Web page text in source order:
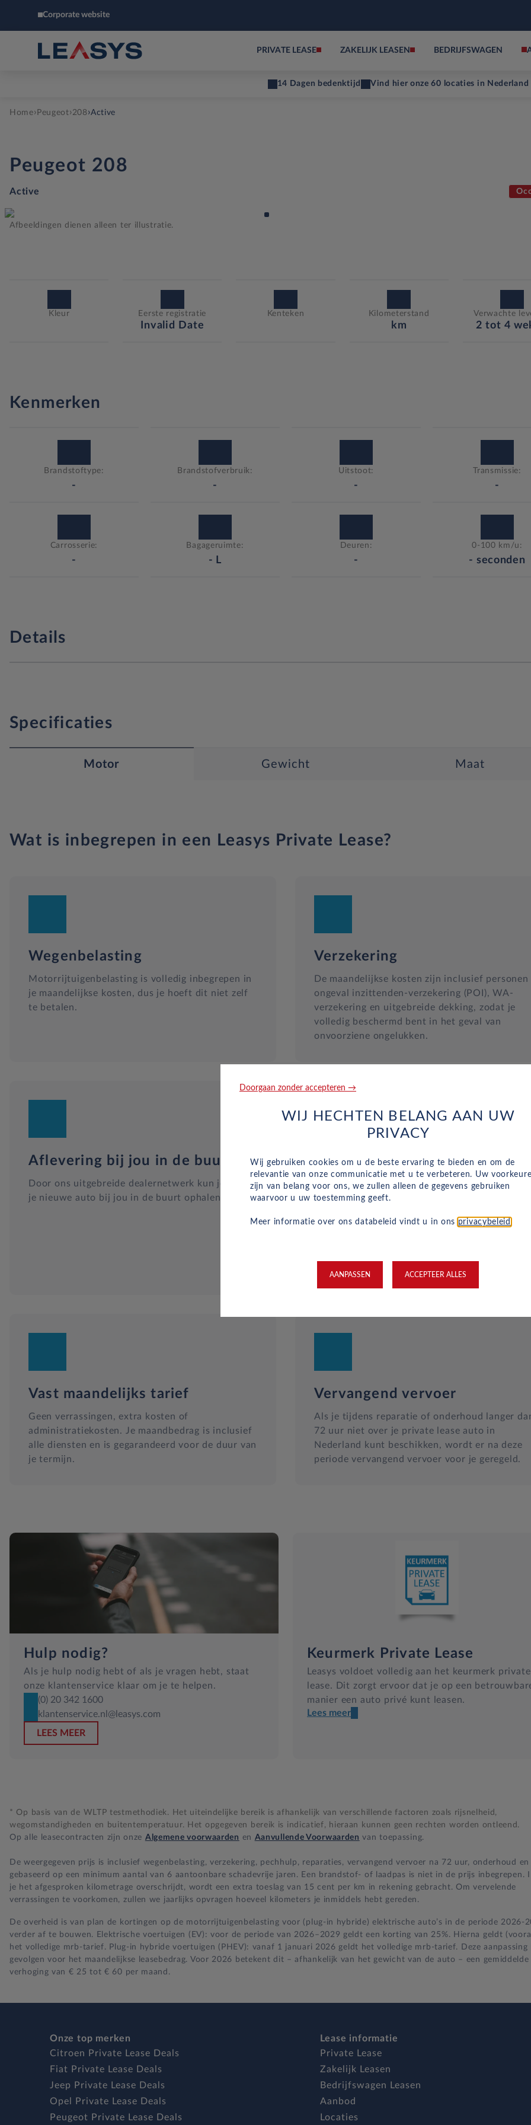
Corporate website
PRIVATE LEASE ZAKELIJK LEASEN BEDRIJFSWAGEN
14 Dagen bedenktijd Vind hier onze 60 locaties in Nederland
Home› Peugeot›208 ›Active
Peugeot 208
Active
Afbeeldingen dienen alleen ter illustratie.
Kleur Eerste registratie
Invalid Date
Kenteken Kilometerstand
km
Verwachte
2 tot 4
Kenmerken
Brandstoftype:
-
Brandstofverbruik:
-
Uitstoot:
-
Transmissie:
-
Carrosserie:
-
Bagageruimte:
- L
Deuren:
-
0-100 km/u:
- seconden
Details
Specificaties
Motor Gewicht Maat
Wat is inbegrepen in een Leasys Private Lease?
Wegenbelasting
Motorrijtuigenbelasting is volledig inbegrepen in
je maandelijkse kosten, dus je hoeft dit niet zelf
te betalen.
Verzekering
De maandelijkse kosten zijn inclusief personen
ongeval inzittenden-verzekering (POI), WA-
verzekering en uitgebreide dekking, zodat je
volledig beschermd bent in het geval van
onvoorziene ongelukken.
Aflevering bij jou in de buurt
Door ons uitgebreide dealernetwerk kun je altijd
je nieuwe auto bij jou in de buurt ophalen.
Reparatie en hulp langs de
Naast het reguliere onderhoud, zijn kleine
reparaties aan glas of vervangende banden ook
dit geregeld met een garage bij jou in de buurt.
Vast maandelijks tarief
Geen verrassingen, extra kosten of
administratiekosten. Je maandbedrag is inclusief
alle diensten en is gegarandeerd voor de duur van
je termijn.
Vervangend vervoer
Als je tijdens reparatie of onderhoud langer
72 uur niet over je private lease auto in
Nederland kunt beschikken, wordt er na deze
periode vervangend vervoer voor je geregeld.
Hulp nodig?
Als je hulp nodig hebt of als je vragen hebt, staat
onze klantenservice klaar om je te helpen.
(0) 20 342 1600
klantenservice.nl@leasys.com
LEES MEER
Keurmerk Private Lease
Leasys voldoet volledig aan het keurmerk private
lease. Dit zorgt ervoor dat je op een
manier een auto privé kunt leasen.
Een transparant contract
BB 14 dagen bedenktijd
Lees meer
* Op basis van de WLTP testmethodiek. Het uiteindelijke bereik is afhankelijk van verschillende factoren zoals rijsnelheid,
wegomstandigheden en buitentemperatuur. Het opgegeven bereik is indicatief, hieraan kunnen geen rechten worden ontleend.
Op alle leasecontracten zijn onze Algemene voorwaarden en Aanvullende Voorwaarden van toepassing.
De weergegeven prijs is inclusief wegenbelasting, verzekering, pechhulp, reparaties, vervangend vervoer na 72 uur, onderhoud en
gebaseerd op een minimum aantal van 6 aantoonbare schadevrije jaren. Een brandstof- of laadpas is niet in de prijs inbegrepen.
je het afgesproken kilometrage overschrijdt, wordt een extra toeslag van 15 cent per km in rekening gebracht. Om vervelende
verrassingen te voorkomen, zullen we jaarlijks opvragen hoeveel kilometers je inmiddels hebt gereden.
De overheid is van plan de kortingen op de motorrijtuigenbelasting voor (plug-in hybride) elektrische auto’s in de periode 2026-
verder af te bouwen. Elektrische voertuigen (EV): voor de periode van 2026–2029 geldt een korting van 25%. Hierna geldt
het volledige mrb-tarief. Plug-in hybride voertuigen (PHEV): vanaf 1 januari 2026 geldt het volledige mrb-tarief. Deze aanpassing
gevolgen voor het maandelijkse leasebedrag. Voor 2026 betekent dit – afhankelijk van het gewicht van de auto – een gemiddelde
verhoging van € 25 tot € 60 per maand.
Onze top merken
Citroen Private Lease Deals
Fiat Private Lease Deals
Jeep Private Lease Deals
Opel Private Lease Deals
Peugeot Private Lease Deals
Lease informatie
Private Lease
Zakelijk Leasen
Bedrijfswagen Leasen
Aanbod
Locaties
Doorgaan zonder accepteren →
WIJ HECHTEN BELANG AAN UW
PRIVACY
Wij gebruiken cookies om u de beste ervaring te bieden en om de
relevantie van onze communicatie met u te verbeteren. Uw
zijn van belang voor ons, we zullen alleen de gegevens gebruiken
waarvoor u uw toestemming geeft.
Meer informatie over ons databeleid vindt u in ons privacybeleid.
AANPASSEN ACCEPTEER ALLES